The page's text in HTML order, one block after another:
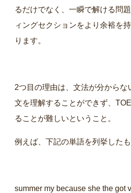
るだけでなく、一瞬で解ける問
ィングセクションをより余裕を
ります。
2つ目の理由は、文法が分からな
文を理解することができず、
ることが難しいということ。
例えば、下記の単語を列挙した
summer my because she the got